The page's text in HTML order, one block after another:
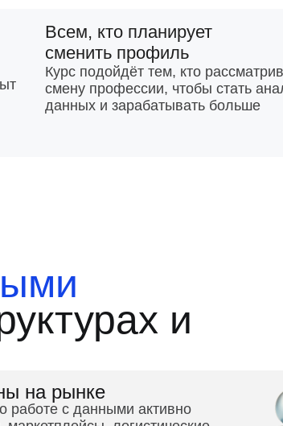
Всем, кто планирует
сменить профиль
Курс подойдёт тем, кто
смену профессии, чтобы стать
данных и зарабатывать больше
и
на рынке
работе с данными активно